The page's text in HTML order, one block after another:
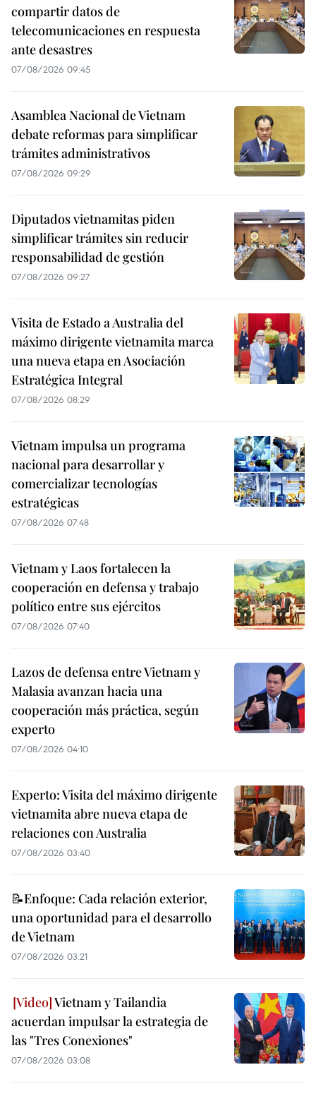
compartir datos de
telecomunicaciones en respuesta
ante desastres
07/08/2026 09:45
Asamblea Nacional de Vietnam
debate reformas para simplificar
trámites administrativos
07/08/2026 09:29
Diputados vietnamitas piden
simplificar trámites sin reducir
responsabilidad de gestión
07/08/2026 09:27
Visita de Estado a Australia del
máximo dirigente vietnamita marca
una nueva etapa en Asociación
Estratégica Integral
07/08/2026 08:29
Vietnam impulsa un programa
nacional para desarrollar y
comercializar tecnologías
estratégicas
07/08/2026 07:48
Vietnam y Laos fortalecen la
cooperación en defensa y trabajo
político entre sus ejércitos
07/08/2026 07:40
Lazos de defensa entre Vietnam y
Malasia avanzan hacia una
cooperación más práctica, según
experto
07/08/2026 04:10
Experto: Visita del máximo dirigente
vietnamita abre nueva etapa de
relaciones con Australia
07/08/2026 03:40
📝Enfoque: Cada relación exterior,
una oportunidad para el desarrollo
de Vietnam
07/08/2026 03:21
Vietnam y Tailandia
acuerdan impulsar la estrategia de
las "Tres Conexiones"
07/08/2026 03:08